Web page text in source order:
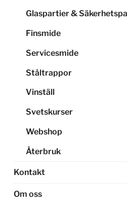
Glaspartier &
Finsmide
Servicesmide
Ståltrappor
Vinställ
Svetskurser
Webshop
Återbruk
Kontakt
Om oss